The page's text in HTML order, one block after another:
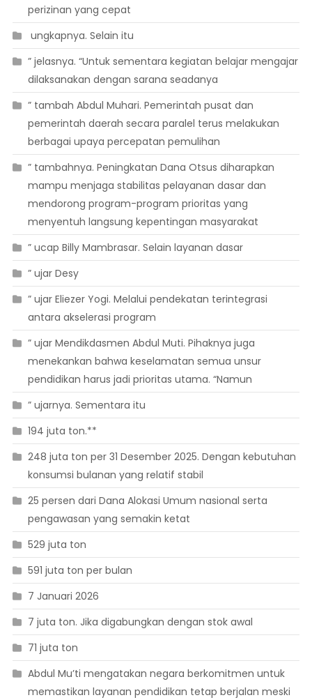
perizinan yang cepat
 ungkapnya. Selain itu
” jelasnya. “Untuk sementara kegiatan belajar mengajar
dilaksanakan dengan sarana seadanya
” tambah Abdul Muhari. Pemerintah pusat dan
pemerintah daerah secara paralel terus melakukan
berbagai upaya percepatan pemulihan
” tambahnya. Peningkatan Dana Otsus diharapkan
mampu menjaga stabilitas pelayanan dasar dan
mendorong program-program prioritas yang
menyentuh langsung kepentingan masyarakat
” ucap Billy Mambrasar. Selain layanan dasar
” ujar Desy
” ujar Eliezer Yogi. Melalui pendekatan terintegrasi
antara akselerasi program
” ujar Mendikdasmen Abdul Muti. Pihaknya juga
menekankan bahwa keselamatan semua unsur
pendidikan harus jadi prioritas utama. “Namun
” ujarnya. Sementara itu
194 juta ton.**
248 juta ton per 31 Desember 2025. Dengan kebutuhan
konsumsi bulanan yang relatif stabil
25 persen dari Dana Alokasi Umum nasional serta
pengawasan yang semakin ketat
529 juta ton
591 juta ton per bulan
7 Januari 2026
7 juta ton. Jika digabungkan dengan stok awal
71 juta ton
Abdul Mu’ti mengatakan negara berkomitmen untuk
memastikan layanan pendidikan tetap berjalan meski